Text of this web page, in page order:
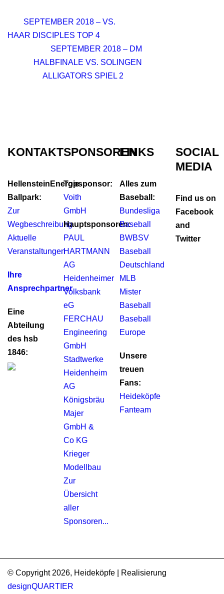
SEPTEMBER 2018 – VS.
HAAR DISCIPLES TOP 4
SEPTEMBER 2018 – DM
HALBFINALE VS. SOLINGEN
ALLIGATORS SPIEL 2
KONTAKT
HellensteinEnergie
Ballpark:
Zur
Wegbeschreibung
Aktuelle
Veranstaltungen
Ihre
Ansprechpartner
Eine
Abteilung
des hsb
1846:
SPONSOREN
Topsponsor:
Voith
GmbH
Hauptsponsoren:
PAUL
HARTMANN
AG
Heidenheimer
Volksbank
eG
FERCHAU
Engineering
GmbH
Stadtwerke
Heidenheim
AG
Königsbräu
Majer
GmbH &
Co KG
Krieger
Modellbau
Zur
Übersicht
aller
Sponsoren...
LINKS
Alles zum
Baseball:
Bundesliga
Baseball
BWBSV
Baseball
Deutschland
MLB
Mister
Baseball
Baseball
Europe
Unsere
treuen
Fans:
Heideköpfe
Fanteam
SOCIAL
MEDIA
Find us on
Facebook
and
Twitter
© Copyright 2026, Heideköpfe | Realisierung
designQUARTIER